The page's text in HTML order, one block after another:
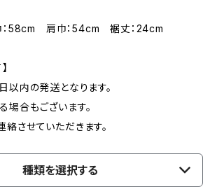
58cm 肩巾：54cm 裾丈：24cm
以内の発送となります。
場合もございます。
させていただきます。
種類を選択する